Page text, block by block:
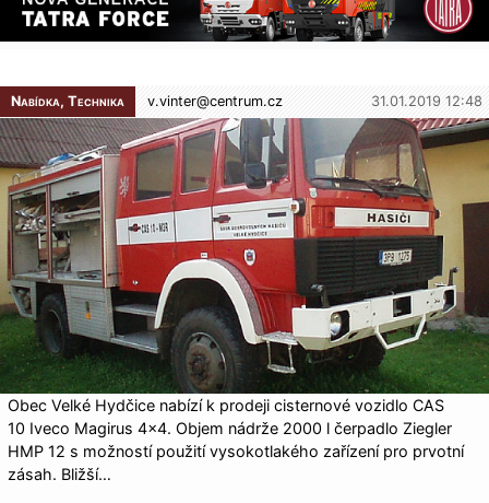
Nabídka, Technika v.vinter@centrum.cz 31.01.2019 12:48
Obec Velké Hydčice nabízí k prodeji cisternové vozidlo CAS
10 Iveco Magirus 4×4. Objem nádrže 2000 l čerpadlo Ziegler
HMP 12 s možností použití vysokotlakého zařízení pro prvotní
zásah. Bližší…